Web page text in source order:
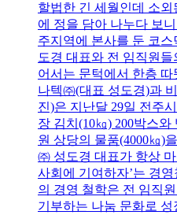
할법한 긴 세월인데 소외
에 정을 담아 나누다 보
주지역에 본사를 둔 코
도경 대표와 전 임직원
어서는 문턱에서 한층
나텍㈜(대표 성도경)과
진)은 지난달 29일 전주
장 김치(10㎏) 200박스와
원 상당의 물품(4000㎏)
㈜ 성도경 대표가 항상
사회에 기여하자’는 경
의 경영 철학은 전 임직
기부하는 나눔 문화로